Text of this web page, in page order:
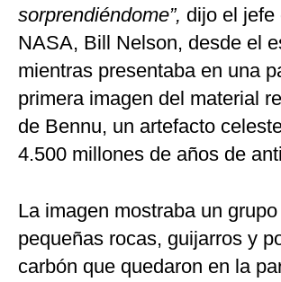
sorprendiéndome”, dijo el jefe
NASA, Bill Nelson, desde el
mientras presentaba en una
primera imagen del material
de Bennu, un artefacto
4.500 millones de años de
La imagen mostraba un
pequeñas rocas, guijarros y
carbón que quedaron en la